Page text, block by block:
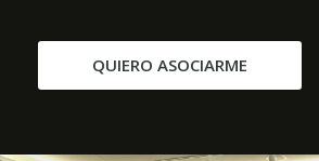
QUIERO ASOCIARME